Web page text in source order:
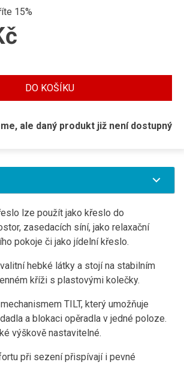
15%
DO KOŠÍKU
ale daný produkt již není dostupný
lze použít jako křeslo do
zasedacích síní, jako relaxační
pokoje či jako jídelní křeslo.
hebké látky a stojí na stabilním
kříži s plastovými kolečky.
TILT, který umožňuje
a blokaci opěradla v jedné poloze.
výškově nastavitelné.
při sezení přispívají i pevné